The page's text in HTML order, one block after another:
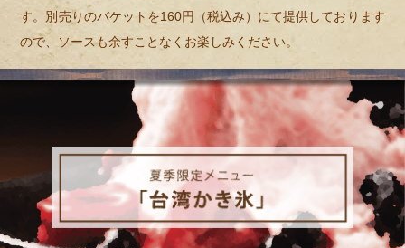
す。別売りのバケットを160円（税込み）にて提供しております
ので、ソースも余すことなくお楽しみください。